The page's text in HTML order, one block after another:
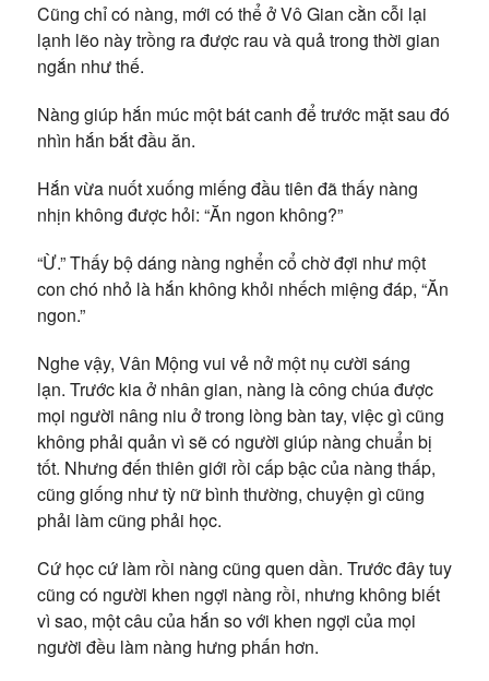
Cũng chỉ có nàng, mới có thể ở Vô Gian cằn cỗi lại
lạnh lẽo này trồng ra được rau và quả trong thời gian
ngắn như thế.
Nàng giúp hắn múc một bát canh để trước mặt sau đó
nhìn hắn bắt đầu ăn.
Hắn vừa nuốt xuống miếng đầu tiên đã thấy nàng
nhịn không được hỏi: “Ăn ngon không?”
“Ừ.” Thấy bộ dáng nàng nghển cổ chờ đợi như một
con chó nhỏ là hắn không khỏi nhếch miệng đáp, “Ăn
ngon.”
Nghe vậy, Vân Mộng vui vẻ nở một nụ cười sáng
lạn. Trước kia ở nhân gian, nàng là công chúa được
mọi người nâng niu ở trong lòng bàn tay, việc gì cũng
không phải quản vì sẽ có người giúp nàng chuẩn bị
tốt. Nhưng đến thiên giới rồi cấp bậc của nàng thấp,
cũng giống như tỳ nữ bình thường, chuyện gì cũng
phải làm cũng phải học.
Cứ học cứ làm rồi nàng cũng quen dần. Trước đây tuy
cũng có người khen ngợi nàng rồi, nhưng không biết
vì sao, một câu của hắn so với khen ngợi của mọi
người đều làm nàng hưng phấn hơn.